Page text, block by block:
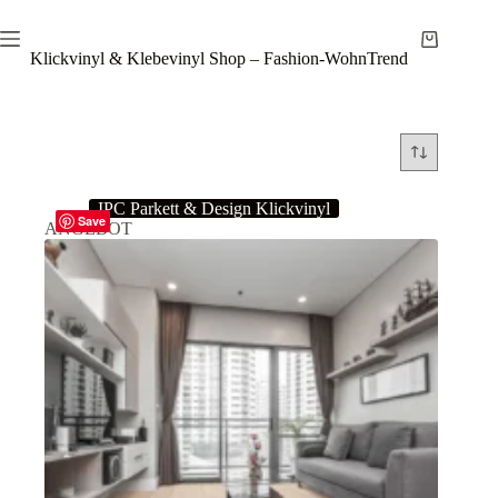
Inhalt
springenKlickvinyl & Klebevinyl Shop – Fashion-WohnTrend
Warenkorb
Save
IPC Parkett & Design Klickvinyl
ANGEBOT